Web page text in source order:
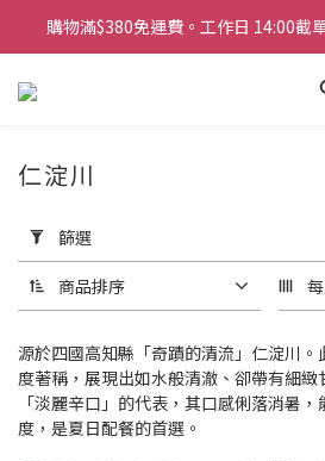
購物滿$380免運費。工作日 14:00截
購物滿$380免運費。工作日 14:00截
「720ml 清酒自由配 (Mix &
購物滿$380免運費。工作日 14:00截
套
篩
選
(0/20)
商
品
類
別
仁淀川
篩選
商品排序
源於四國高知縣「奇蹟的清流」仁淀川
度著稱，展現出如水般清澈、卻帶有細
「淡麗辛口」的代表，其口感俐落消暑
度，是夏日配餐的首選。